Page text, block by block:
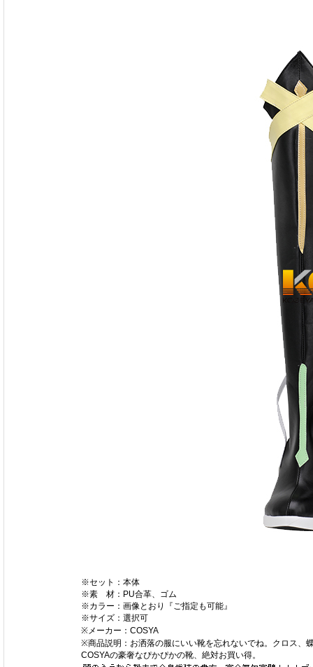
※セット：本体
※素 材：PU合革、ゴム
※カラー：画像とおり『ご指定も可能』
※サイズ：選択可
※メーカー：COSYA
※商品説明：お洒落の服にいい靴を忘れないでね。クロス、
COSYAの豪奢なぴかぴかの靴、絶対お買い得。